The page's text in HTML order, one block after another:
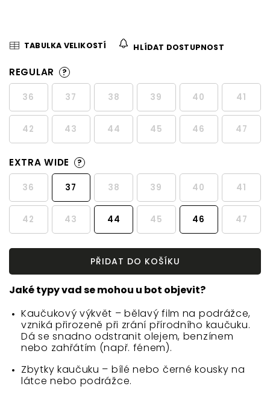
TABULKA VELIKOSTÍ HLÍDAT DOSTUPNOST
REGULAR ?
36 37 38 39 40 41
42 43 44 45 46 47
EXTRA WIDE ?
36 37 38 39 40 41
42 43 44 45 46 47
PŘIDAT DO KOŠÍKU
Jaké typy vad se mohou u bot objevit?
Kaučukový výkvět – bělavý film na podrážce,
vzniká přirozeně při zrání přírodního kaučuku.
Dá se snadno odstranit olejem, benzínem
nebo zahřátím (např. fénem).
Zbytky kaučuku – bílé nebo černé kousky na
látce nebo podrážce.